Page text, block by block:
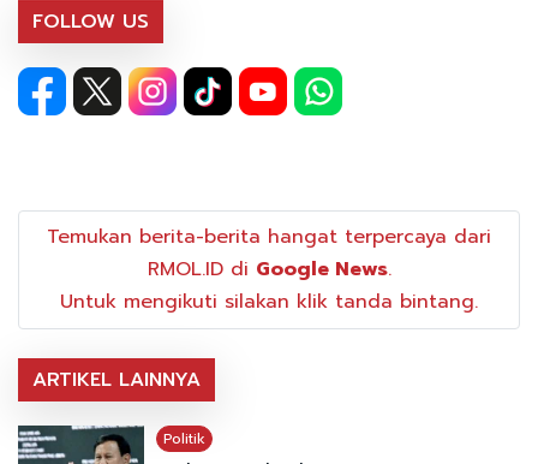
FOLLOW US
Temukan berita-berita hangat terpercaya dari
RMOL.ID di Google News.
Untuk mengikuti silakan klik tanda bintang.
ARTIKEL LAINNYA
Politik